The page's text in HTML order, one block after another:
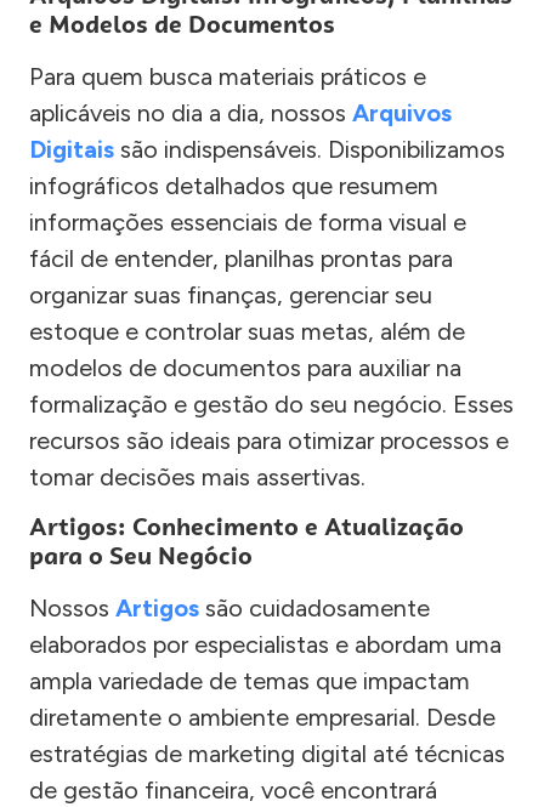
e Modelos de Documentos
Para quem busca materiais práticos e
aplicáveis no dia a dia, nossos Arquivos
Digitais são indispensáveis. Disponibilizamos
infográficos detalhados que resumem
informações essenciais de forma visual e
fácil de entender, planilhas prontas para
organizar suas finanças, gerenciar seu
estoque e controlar suas metas, além de
modelos de documentos para auxiliar na
formalização e gestão do seu negócio. Esses
recursos são ideais para otimizar processos e
tomar decisões mais assertivas.
Artigos: Conhecimento e Atualização
para o Seu Negócio
Nossos Artigos são cuidadosamente
elaborados por especialistas e abordam uma
ampla variedade de temas que impactam
diretamente o ambiente empresarial. Desde
estratégias de marketing digital até técnicas
de gestão financeira, você encontrará